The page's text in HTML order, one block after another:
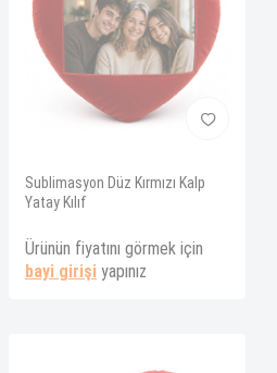
Sublimasyon Düz Kırmızı Kalp
Yatay Kılıf
Ürünün fiyatını görmek için
bayi girişi yapınız